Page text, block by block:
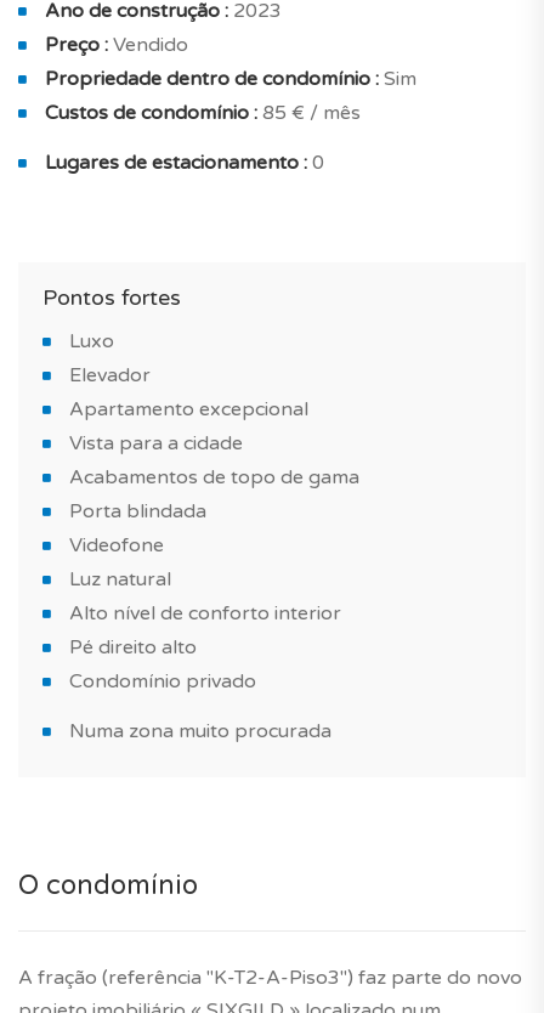
Não perca a oportunidade de comprar esta nova
construção no concelho de Lisboa, num
empreendimento pensado para oferecer uma
experiência única de exclusividade e conforto!
Deixe-se conquistar por uma construção nova de
Ano de construção : 2023
Preço : Vendido
Propriedade dentro de condomínio : Sim
Custos de condomínio : 85 € / mês
Lugares de estacionamento : 0
Pontos fortes
Luxo
Elevador
Apartamento excepcional
Vista para a cidade
Acabamentos de topo de gama
Porta blindada
Videofone
Luz natural
Alto nível de conforto interior
Pé direito alto
Condomínio privado
Numa zona muito procurada
O condomínio
A fração (referência "K-T2-A-Piso3") faz parte do novo